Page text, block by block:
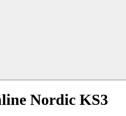
Nordic KS3